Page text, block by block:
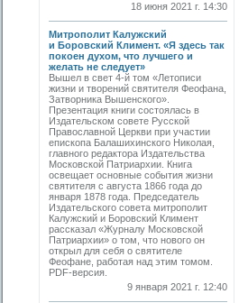
18 июня 2021 г. 14:30
Митрополит Калужский
и Боровский Климент. «Я здесь так
покоен духом, что лучшего и
желать не следует»
Вышел в свет 4-й том «Летописи
жизни и творений святителя Феофана,
Затворника Вышенского».
Презентация книги состоялась в
Издательском совете Русской
Православной Церкви при участии
епископа Балашихинского Николая,
главного редактора Издательства
Московской Патриархии. Книга
освещает основные события жизни
святителя с августа 1866 года до
января 1878 года. Председатель
Издательского совета митрополит
Калужский и Боровский Климент
рассказал «Журналу Московской
Патриархии» о том, что нового он
открыл для себя о святителе
Феофане, работая над этим томом.
PDF-версия.
9 января 2021 г. 12:40